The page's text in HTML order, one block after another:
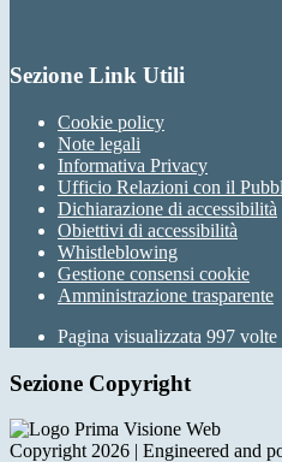
Sezione Link Utili
Cookie policy
Note legali
Informativa Privacy
Ufficio Relazioni con il
Dichiarazione di accessibilità
Obiettivi di accessibilità
Whistleblowing
Gestione consensi cookie
Amministrazione trasparente
Pagina visualizzata 997 volte
Sezione Copyright
Copyright 2026 | Engineered and